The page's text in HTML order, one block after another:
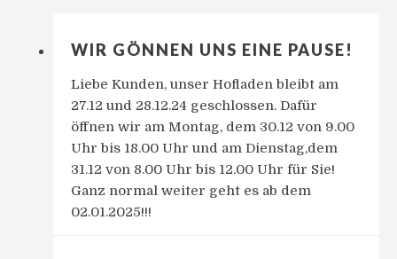
WIR GÖNNEN UNS EINE PAUSE!
Liebe Kunden, unser Hofladen bleibt am
27.12 und 28.12.24 geschlossen. Dafür
öffnen wir am Montag, dem 30.12 von 9.00
Uhr bis 18.00 Uhr und am Dienstag,dem
31.12 von 8.00 Uhr bis 12.00 Uhr für Sie!
Ganz normal weiter geht es ab dem
02.01.2025!!!